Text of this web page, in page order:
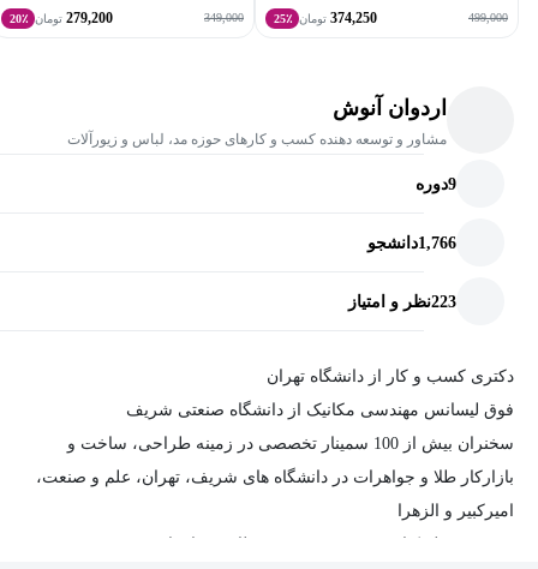
499,000
374,250 تومان 25٪ 349,000
279,200 تومان 20٪
اردوان آنوش
مشاور و توسعه دهنده کسب و کارهای حوزه مد، لباس و زیورآلات
9دوره
1,766دانشجو
223نظر و امتیاز
دکتری کسب و کار از دانشگاه تهران
فوق لیسانس مهندسی مکانیک از دانشگاه صنعتی شریف
سخنران بیش از 100 سمینار تخصصی در زمینه طراحی، ساخت و
بازارکار طلا و جواهرات در دانشگاه های شریف، تهران، علم و صنعت،
امیرکبیر و الزهرا